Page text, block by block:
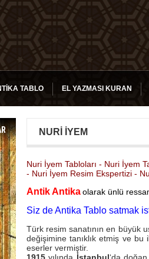
TABLO EL YAZMASI KURAN
NURI İYEM
Nuri İyem Tabloları - Nuri İyem
- Nuri İyem Resim Ekspertizi -
Antik Antikaolarak ünlü
Siz de Antika Tablo satmak
Türk resim sanatının en büyük
değişimine tanıklık etmiş ve
eserler vermiştir.